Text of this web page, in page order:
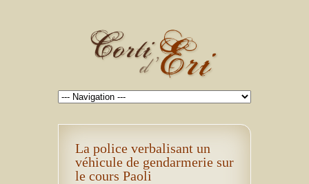
La police verbalisant un
véhicule de gendarmerie sur
le cours Paoli